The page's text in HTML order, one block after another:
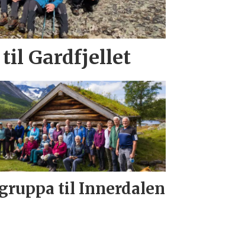
Gardfjellet
til Innerdalen